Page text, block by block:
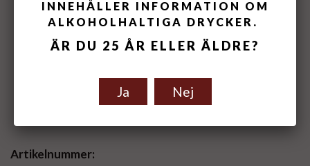
Spara som favorit
Artikelnummer:
INNEHÅLLER INFORMATION OM
ALKOHOLHALTIGA DRYCKER.
ÄR DU 25 ÅR ELLER ÄLDRE?
Ja Nej